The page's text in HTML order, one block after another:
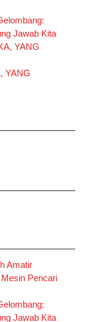
Jawab Kita
YANG
YANG
Amatir
Pencari
Jawab Kita